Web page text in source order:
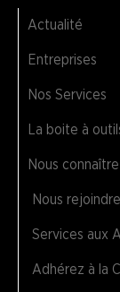
Actualité
Entreprises
Nos Services
La boite à
Nous connaître
Nous rejoindre
Services aux
Adhérez à la